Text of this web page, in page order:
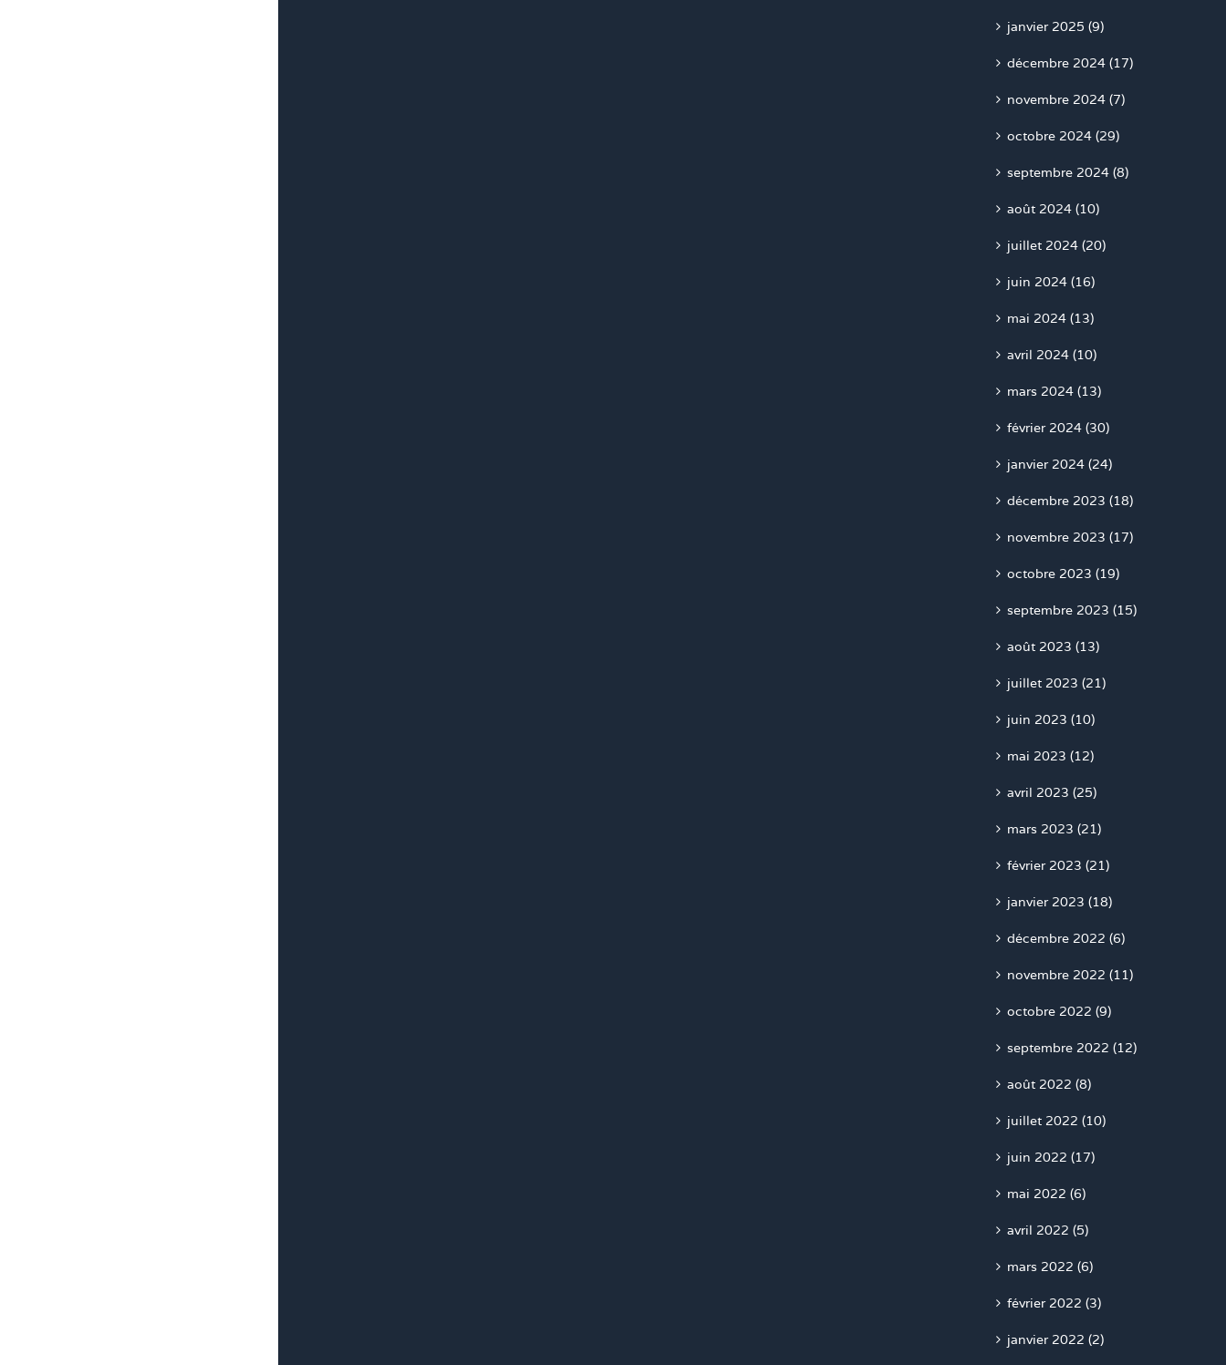
janvier 2025 (9)
décembre 2024 (17)
novembre 2024 (7)
octobre 2024 (29)
septembre 2024 (8)
août 2024 (10)
juillet 2024 (20)
juin 2024 (16)
mai 2024 (13)
avril 2024 (10)
mars 2024 (13)
février 2024 (30)
janvier 2024 (24)
décembre 2023 (18)
novembre 2023 (17)
octobre 2023 (19)
septembre 2023 (15)
août 2023 (13)
juillet 2023 (21)
juin 2023 (10)
mai 2023 (12)
avril 2023 (25)
mars 2023 (21)
février 2023 (21)
janvier 2023 (18)
décembre 2022 (6)
novembre 2022 (11)
octobre 2022 (9)
septembre 2022 (12)
août 2022 (8)
juillet 2022 (10)
juin 2022 (17)
mai 2022 (6)
avril 2022 (5)
mars 2022 (6)
février 2022 (3)
janvier 2022 (2)